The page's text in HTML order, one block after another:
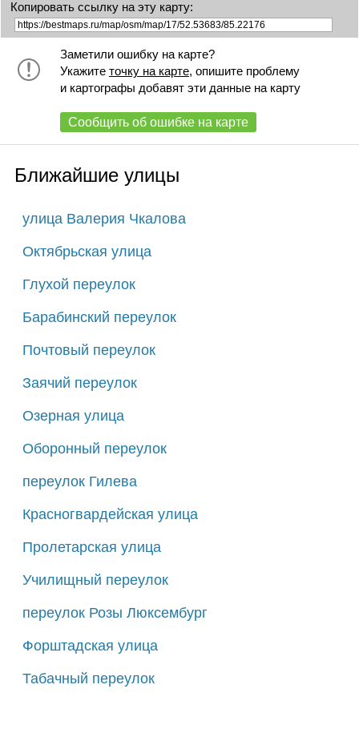
Копировать ссылку на эту карту:
Заметили ошибку на карте?
Укажите точку на карте, опишите проблему
и картографы добавят эти данные на карту
Сообщить об ошибке на карте
Ближайшие улицы
улица Валерия Чкалова
Октябрьская улица
Глухой переулок
Барабинский переулок
Почтовый переулок
Заячий переулок
Озерная улица
Оборонный переулок
переулок Гилева
Красногвардейская улица
Пролетарская улица
Училищный переулок
переулок Розы Люксембург
Форштадская улица
Табачный переулок